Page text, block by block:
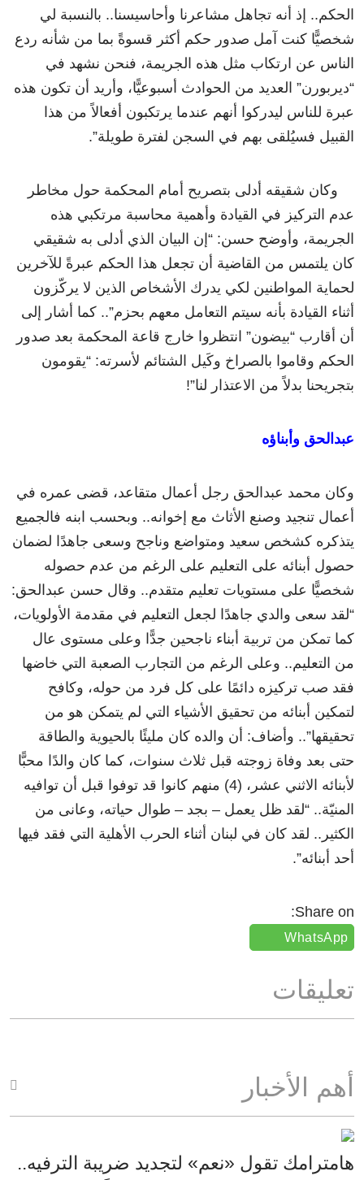
الحكم.. إذ أنه تجاهل مشاعرنا وأحاسيسنا.. بالنسبة لي
شخصيًّا كنت آمل صدور حكم أكثر قسوةً بما من شأنه ردع
الناس عن ارتكاب مثل هذه الجريمة، فنحن نشهد في
“ديربورن” العديد من الحوادث أسبوعيًّا، وأريد أن تكون هذه
عبرة للناس ليدركوا أنهم عندما يرتكبون أفعالاً من هذا
القبيل فسيُلقى بهم في السجن لفترة طويلة”.
وكان شقيقه أدلى بتصريح أمام المحكمة حول مخاطر
عدم التركيز في القيادة وأهمية محاسبة مرتكبي هذه
الجريمة، وأوضح حسن: “إن البيان الذي أدلى به شقيقي
كان يلتمس من القاضية أن تجعل هذا الحكم عبرةً للآخرين
لحماية المواطنين لكي يدرك الأشخاص الذين لا يركّزون
أثناء القيادة بأنه سيتم التعامل معهم بحزم”.. كما أشار إلى
أن أقارب “بيضون” انتظروا خارج قاعة المحكمة بعد صدور
الحكم وقاموا بالصراخ وكَيل الشتائم لأسرته: “يقومون
بتجريحنا بدلاً من الاعتذار لنا”!
عبدالحق وأبناؤه
وكان محمد عبدالحق رجل أعمال متقاعد، قضى عمره في
أعمال تنجيد وصنع الأثاث مع إخوانه.. وبحسب ابنه فالجميع
يتذكره كشخص سعيد ومتواضع وناجح وسعى جاهدًا لضمان
حصول أبنائه على التعليم على الرغم من عدم حصوله
شخصيًّا على مستويات تعليم متقدم.. وقال حسن عبدالحق:
“لقد سعى والدي جاهدًا لجعل التعليم في مقدمة الأولويات،
كما تمكن من تربية أبناء ناجحين جدًّا وعلى مستوى عال
من التعليم.. وعلى الرغم من التجارب الصعبة التي خاضها
فقد صب تركيزه دائمًا على كل فرد من حوله، وكافح
لتمكين أبنائه من تحقيق الأشياء التي لم يتمكن هو من
تحقيقها”.. وأضاف: أن والده كان مليئًا بالحيوية والطاقة
حتى بعد وفاة زوجته قبل ثلاث سنوات، كما كان والدًا محبًّا
لأبنائه الاثني عشر، (4) منهم كانوا قد توفوا قبل أن توافيه
المنيّة.. “لقد ظل يعمل – بجد – طوال حياته، وعانى من
الكثير.. لقد كان في لبنان أثناء الحرب الأهلية التي فقد فيها
أحد أبنائه”.
Share on:
WhatsApp
تعليقات
أهم الأخبار
هامترامك تقول «نعم» لتجديد ضريبة الترفيه..